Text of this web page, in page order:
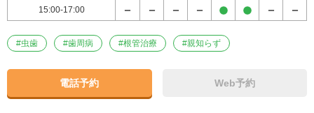
15:00-17:00
#虫歯 #歯周病 #根管治療 #親知らず
電話予約 Web予約